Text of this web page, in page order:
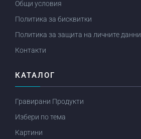
Общи условия
Политика за бисквитки
Политика за защита на личните данни
Контакти
КАТАЛОГ
Гравирани Продукти
Избери по тема
Картини